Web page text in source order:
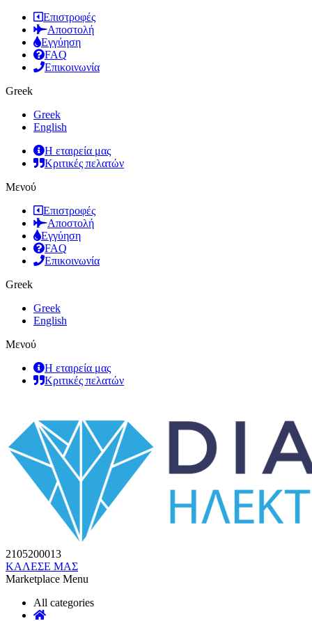
Επιστροφές
Αποστολή
Εγγύηση
FAQ
Επικοινωνία
Greek
Greek
English
Η εταιρεία μας
Κριτικές πελατών
Μενού
Επιστροφές
Αποστολή
Εγγύηση
FAQ
Επικοινωνία
Greek
Greek
English
Μενού
Η εταιρεία μας
Κριτικές πελατών
2105200013
ΚΑΛΕΣΕ ΜΑΣ
Marketplace Menu
All categories